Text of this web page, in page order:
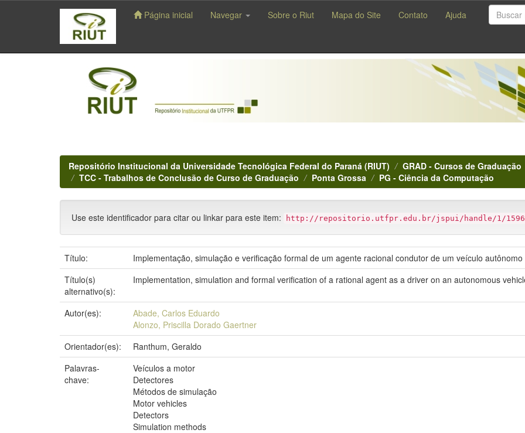
navigation
Página inicial Navegar Sobre o Riut Mapa do Site Contato Ajuda
Repositório Institucional da Universidade Tecnológica Federal do Paraná (RIUT)
GRAD - Cursos de Graduação
TCC - Trabalhos de Conclusão de Curso de Graduação
Ponta Grossa PG - Ciência da Computação
Use este identificador para citar ou linkar para este item: http://repositorio.utfpr.edu.br/jspui/handle/1/
Título:
Implementação, simulação e verificação formal de um agente racional condutor de um veículo autônomo
Título(s)
alternativo(s):
Implementation, simulation and formal verification of a rational agent as a driver on an autonomous
Autor(es):
Abade, Carlos Eduardo
Alonzo, Priscilla Dorado Gaertner
Orientador(es):
Ranthum, Geraldo
Palavras-
chave:
Veículos a motor
Detectores
Métodos de simulação
Motor vehicles
Detectors
Simulation methods